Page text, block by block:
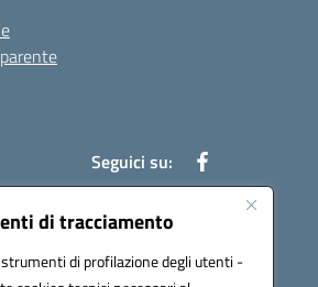
di tracciamento
di profilazione degli utenti -
Seguici su: